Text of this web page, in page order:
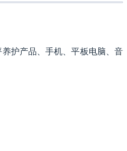
护产品、手机、平板电脑、音